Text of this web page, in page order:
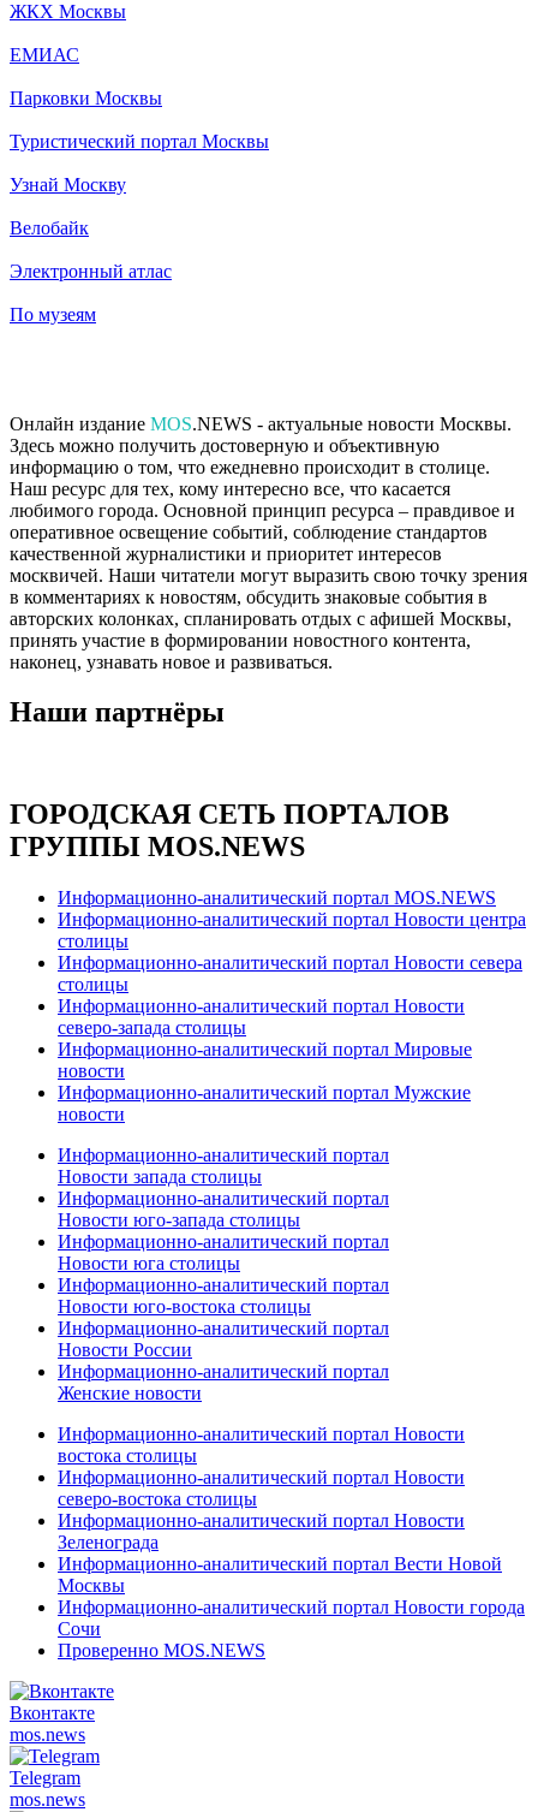
ЖКХ Москвы
ЕМИАС
Парковки Москвы
Туристический портал Москвы
Узнай Москву
Велобайк
Электронный атлас
По музеям
Онлайн издание MOS.NEWS - актуальные новости Москвы.
Здесь можно получить достоверную и объективную
информацию о том, что ежедневно происходит в столице.
Наш ресурс для тех, кому интересно все, что касается
любимого города. Основной принцип ресурса – правдивое и
оперативное освещение событий, соблюдение стандартов
качественной журналистики и приоритет интересов
москвичей. Наши читатели могут выразить свою точку зрения
в комментариях к новостям, обсудить знаковые события в
авторских колонках, спланировать отдых с афишей Москвы,
принять участие в формировании новостного контента,
наконец, узнавать новое и развиваться.
Наши партнёры
ГОРОДСКАЯ СЕТЬ ПОРТАЛОВ
ГРУППЫ MOS.NEWS
Информационно-аналитический портал MOS.NEWS
Информационно-аналитический портал Новости центра
столицы
Информационно-аналитический портал Новости севера
столицы
Информационно-аналитический портал Новости
северо-запада столицы
Информационно-аналитический портал Мировые
новости
Информационно-аналитический портал Мужские
новости
Информационно-аналитический портал
Новости запада столицы
Информационно-аналитический портал
Новости юго-запада столицы
Информационно-аналитический портал
Новости юга столицы
Информационно-аналитический портал
Новости юго-востока столицы
Информационно-аналитический портал
Новости России
Информационно-аналитический портал
Женские новости
Информационно-аналитический портал Новости
востока столицы
Информационно-аналитический портал Новости
северо-востока столицы
Информационно-аналитический портал Новости
Зеленограда
Информационно-аналитический портал Вести Новой
Москвы
Информационно-аналитический портал Новости города
Сочи
Проверенно MOS.NEWS
Вконтакте
mos.news
Telegram
mos.news